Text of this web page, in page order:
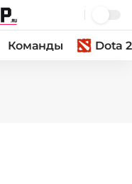
Команды Dota 2